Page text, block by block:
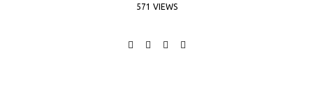
571 VIEWS